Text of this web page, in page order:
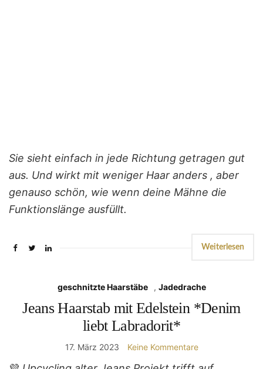
Sie sieht einfach in jede Richtung getragen gut
aus. Und wirkt mit weniger Haar anders , aber
genauso schön, wie wenn deine Mähne die
Funktionslänge ausfüllt.
Weiterlesen
geschnitzte Haarstäbe , Jadedrache
Jeans Haarstab mit Edelstein *Denim
liebt Labradorit*
17. März 2023 Keine Kommentare